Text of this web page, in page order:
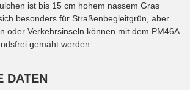
ist bis 15 cm hohem nassem Gras
besonders für Straßenbegleitgrün, aber
oder Verkehrsinseln können mit dem PM46A
gemäht werden.
DATEN